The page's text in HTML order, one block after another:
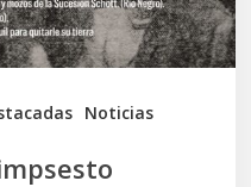
Noticias